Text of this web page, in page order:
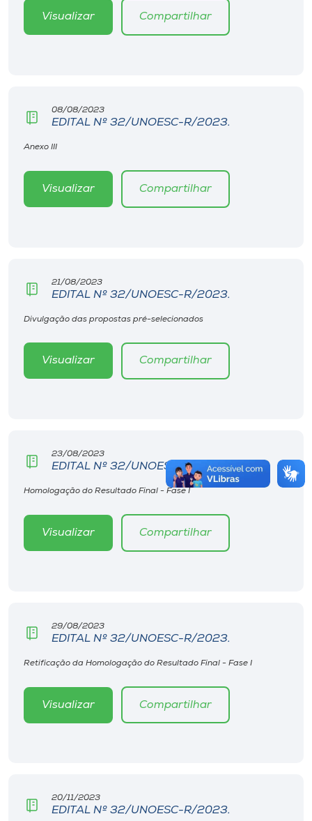
Visualizar Compartilhar
08/08/2023
EDITAL Nº 32/UNOESC-R/2023.
Anexo III
Visualizar Compartilhar
21/08/2023
EDITAL Nº 32/UNOESC-R/2023.
Divulgação das propostas pré-selecionados
Visualizar Compartilhar
23/08/2023
EDITAL Nº 32/UNOESC-R/2023.
Homologação do Resultado Final - Fase I
Visualizar Compartilhar
29/08/2023
EDITAL Nº 32/UNOESC-R/2023.
Retificação da Homologação do Resultado Final - Fase I
Visualizar Compartilhar
20/11/2023
EDITAL Nº 32/UNOESC-R/2023.